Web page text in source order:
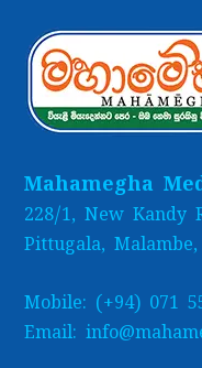
Mahamegha
228/1, New Kandy
Pittugala,
Mobile: (+94) 071
Email: